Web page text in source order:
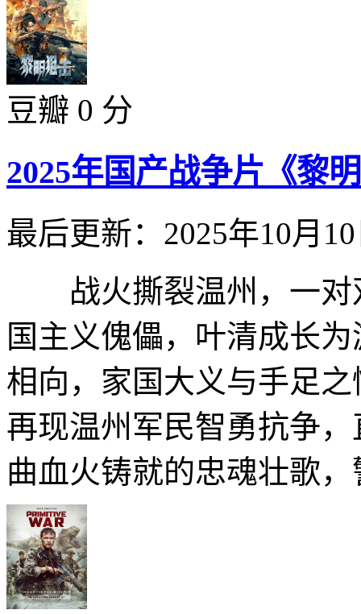
豆瓣 0 分
2025年国产战争片《黎
最后更新：2025年10月
战火撕裂温州，一对
国主义傀儡，叶清成长
相向，家国大义与手足
再现温州军民智勇抗争
曲血火铸就的忠魂壮歌